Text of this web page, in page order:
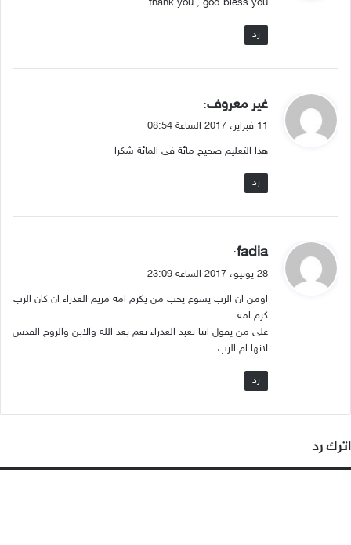
ل
thank you , god bless you
رد
ي
ق
ل
غير معروف:
11 فبراير، 2017 الساعة 08:54
هذا التعليم صحيح مائة فى المائة شكرا
رد
ي
ق
ل
fadia
:
28 يونيو، 2017 الساعة 23:09
اومن ان الرب يسوع يحب من يكرم امه مريم العذراء ان كان الرب
كرم امه
على من يقول اننا نعبد العذراء نعم بعد الله والابن والروح القدس
لانها ام الرب
رد
اترك رد